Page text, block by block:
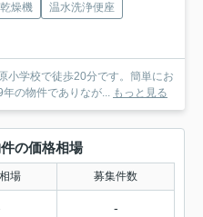
燥機
温水洗浄便座
小学校で徒歩20分です。簡単にお
の物件でありなが... もっと見る
の価格相場
場 募集件数
-